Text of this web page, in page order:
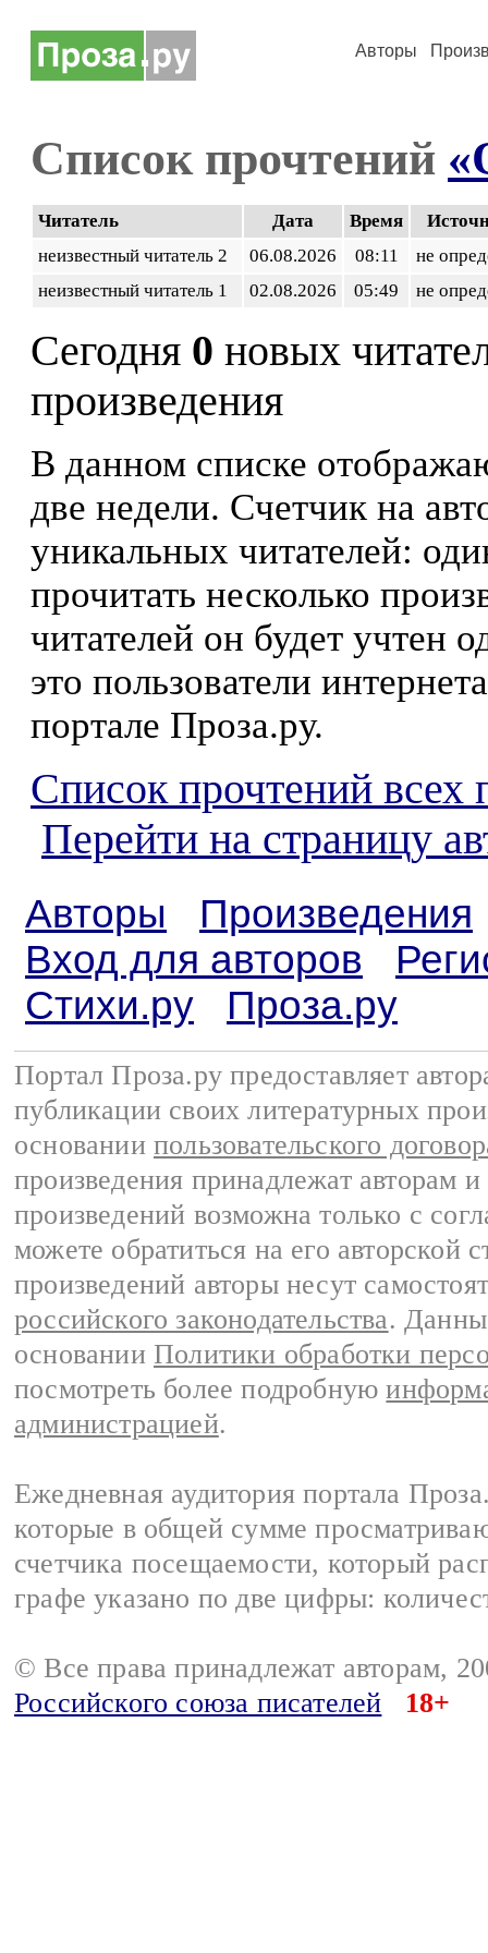
Авторы
Список прочтений
Читатель Дата Время
неизвестный читатель 2
06.08.2026 08:11
не
неизвестный читатель 1
02.08.2026 05:49 не
Сегодня 0 новых
произведения
В данном списке
две недели. Счетчик на
уникальных читателей:
прочитать несколько
читателей он будет учтен
это пользователи
портале Проза.ру.
Список прочтений всех
Перейти на страницу
Авторы
Произведения
Вход для авторов
Стихи.ру
Проза.ру
Портал Проза.ру предоставляет
публикации своих литературных
основании пользовательского
произведения принадлежат авторам
произведений возможна только с
можете обратиться на его авторской
произведений авторы несут
российского законодательства.
основании Политики обработки
посмотреть более подробную
администрацией.
Ежедневная аудитория портала
которые в общей сумме
счетчика посещаемости, который
графе указано по две цифры:
© Все права принадлежат авторам,
Российского союза писателей
18+